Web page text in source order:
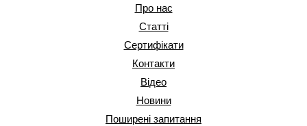
Про нас
Статті
Сертифікати
Контакти
Відео
Новини
Поширені запитання